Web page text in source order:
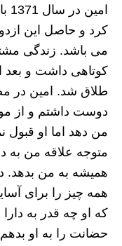
کرد و حاصل این
می باشد. زندگی
کوتاهی داشت و بعد
طلاق شد. امین در
دوست داشتم و از
من دهد اما او قبول
متوجه علاقه من به
همیشه به من بدهد.
همه چیز را برای
که او چه قدر به
حضانت را به او بدهم.